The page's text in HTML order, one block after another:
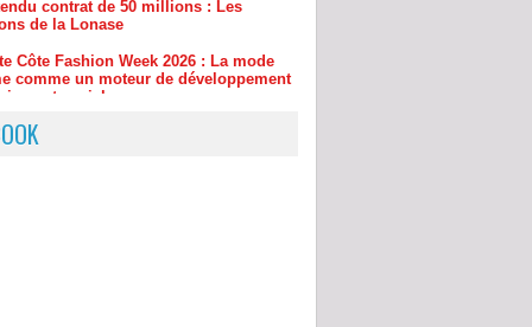
comme un moteur de développement
et social
familial à l'urgence absolue : Les
du projet « 221 » d'Amadou Abdou